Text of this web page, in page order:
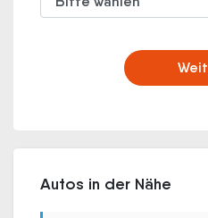
Autos in der Nähe